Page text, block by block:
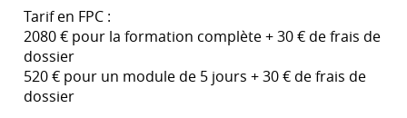
Tarif en FPC :
2080 € pour la formation complète + 30 € de frais de
dossier
520 € pour un module de 5 jours + 30 € de frais de
dossier